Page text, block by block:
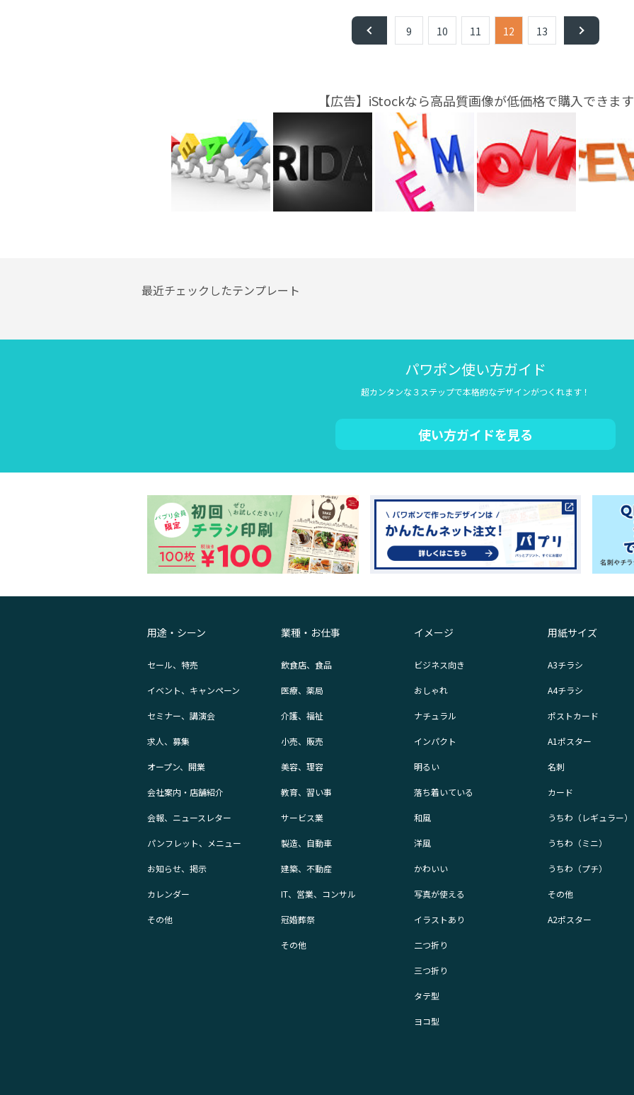
9 10 11 12 13
【広告】iStockなら高品質画像が低価格で購入できます
最近チェックしたテンプレート
パワポン使い方ガイド
超カンタンな３ステップで本格的なデザインがつくれます！
使い方ガイドを見る
用途・シーン
セール、特売
イベント、キャンペーン
セミナー、講演会
求人、募集
オープン、開業
会社案内・店舗紹介
会報、ニュースレター
パンフレット、メニュー
お知らせ、掲示
カレンダー
その他
業種・お仕事
飲食店、食品
医療、薬局
介護、福祉
小売、販売
美容、理容
教育、習い事
サービス業
製造、自動車
建築、不動産
IT、営業、コンサル
冠婚葬祭
その他
イメージ
ビジネス向き
おしゃれ
ナチュラル
インパクト
明るい
落ち着いている
和風
洋風
かわいい
写真が使える
イラストあり
二つ折り
三つ折り
タテ型
ヨコ型
用紙サイズ
A3チラシ
A4チラシ
ポストカード
A1ポスター
名刺
カード
うちわ（レギュラー）
うちわ（ミニ）
うちわ（プチ）
その他
A2ポスター